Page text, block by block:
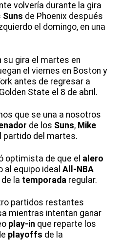
volvería durante la gira
Suns de Phoenix después
el domingo, en una
su gira el martes en
el viernes en Boston y
antes de regresar a
State el 8 de abril.
que se una a nosotros
de los Suns, Mike
partido del martes.
optimista de que el alero
equipo ideal All-NBA
la temporada regular.
partidos restantes
mientras intentan ganar
play-in que reparte los
playoffs de la